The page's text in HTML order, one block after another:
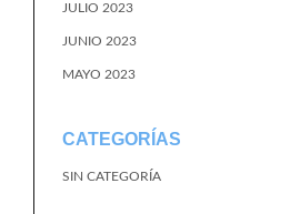
JULIO 2023
JUNIO 2023
MAYO 2023
CATEGORÍAS
SIN CATEGORÍA